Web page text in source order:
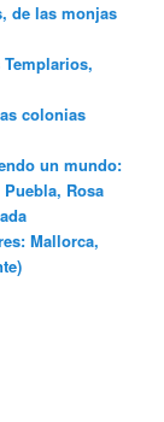
de las monjas
colonias
un mundo:
Rosa
Mallorca,